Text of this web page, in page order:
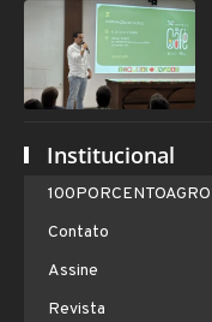
Institucional
100PORCENTOAGRO
Contato
Assine
Revista